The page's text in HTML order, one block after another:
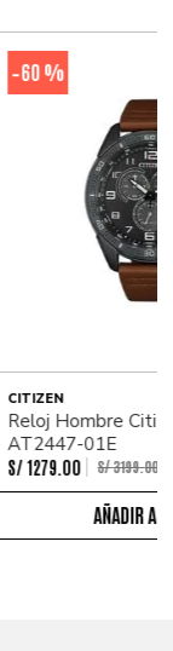
-60 %
CITIZEN
Reloj Hombre
AT2447-01E
S/ 1279 00 S/3199.00